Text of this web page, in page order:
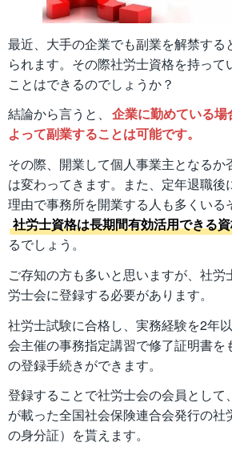
最近、大手の企業でも副業を解禁する
られます。その際社労士資格を持って
ことはできるのでしょうか？
結論から言うと、 企業に勤めている
よって副業することは可能です。
その際、開業して個人事業主となるか
は変わってきます。また、定年退職後
理由で事務所を開業する人も多くいる
社労士資格は長期間有効活用できる
るでしょう。
ご存知の方も多いと思いますが、社労
労士会に登録する必要があります。
社労士試験に合格し、実務経験を2年
会主催の事務指定講習で修了証明書を
の登録手続きができます。
登録することで社労士会の会員として
が載った全国社会保険連合会発行の社
の身分証）を貰えます。